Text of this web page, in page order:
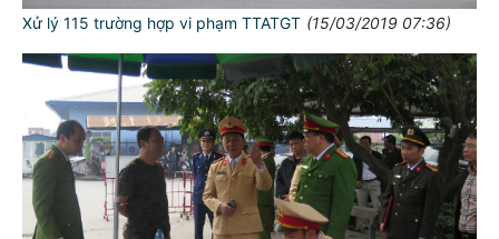
Xử lý 115 trường hợp vi phạm TTATGT (15/03/2019 07:36)